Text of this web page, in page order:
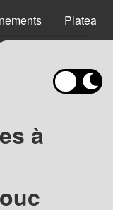
Plateaux
à